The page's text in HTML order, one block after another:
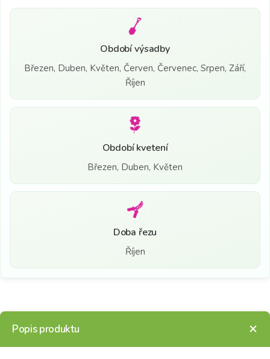
Období výsadby
Březen, Duben, Květen, Červen, Červenec, Srpen, Září,
Říjen
Období kvetení
Březen, Duben, Květen
Doba řezu
Říjen
Popis produktu